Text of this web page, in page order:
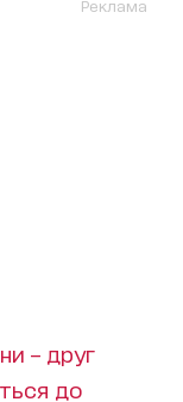
Реклама
– друг
до